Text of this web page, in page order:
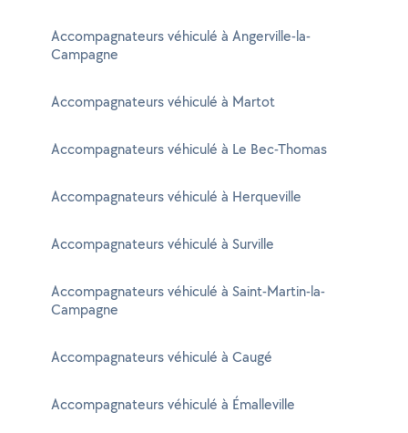
Accompagnateurs véhiculé à Angerville-la-
Campagne
Accompagnateurs véhiculé à Martot
Accompagnateurs véhiculé à Le Bec-Thomas
Accompagnateurs véhiculé à Herqueville
Accompagnateurs véhiculé à Surville
Accompagnateurs véhiculé à Saint-Martin-la-
Campagne
Accompagnateurs véhiculé à Caugé
Accompagnateurs véhiculé à Émalleville